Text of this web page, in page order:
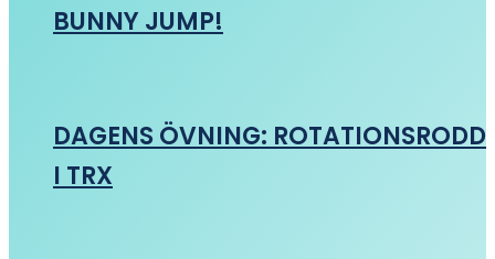
BUNNY JUMP!
DAGENS ÖVNING: ROTATIONSRODD
I TRX